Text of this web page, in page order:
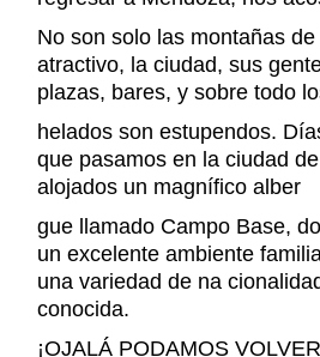
No son solo las montañas
atractivo, la ciudad, sus
plazas, bares, y sobre todo
helados son estupendos.
que pasamos en la ciudad
alojados un magnífico alber
gue llamado Campo Base,
un excelente ambiente
una variedad de na
conocida.
¡OJALÁ PODAMOS